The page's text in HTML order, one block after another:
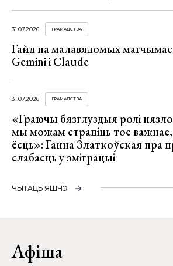
31.07.2026 ГРАМАДСТВА
Гайд па малавядомых
Gemini і Claude
31.07.2026 ГРАМАДСТВА
«Граючы бязглуздыя ролі
мы можам страціць тое
ёсць»: Ганна Златкоўская пра
слабасць у эміграцыі
ЧЫТАЦЬ ЯШЧЭ
Афіша